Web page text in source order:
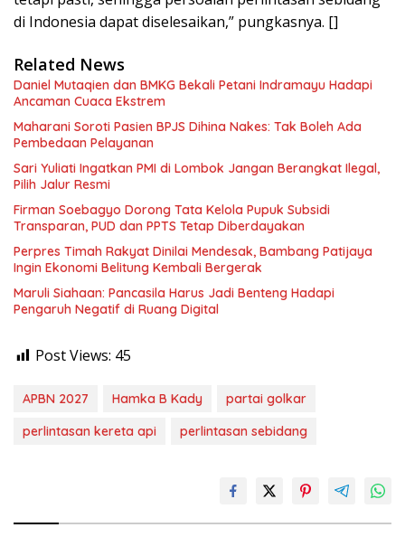
di Indonesia dapat diselesaikan,” pungkasnya. []
Related News
Daniel Mutaqien dan BMKG Bekali Petani Indramayu Hadapi
Ancaman Cuaca Ekstrem
Maharani Soroti Pasien BPJS Dihina Nakes: Tak Boleh Ada
Pembedaan Pelayanan
Sari Yuliati Ingatkan PMI di Lombok Jangan Berangkat Ilegal,
Pilih Jalur Resmi
Firman Soebagyo Dorong Tata Kelola Pupuk Subsidi
Transparan, PUD dan PPTS Tetap Diberdayakan
Perpres Timah Rakyat Dinilai Mendesak, Bambang Patijaya
Ingin Ekonomi Belitung Kembali Bergerak
Maruli Siahaan: Pancasila Harus Jadi Benteng Hadapi
Pengaruh Negatif di Ruang Digital
Post Views: 45
APBN 2027 Hamka B Kady
partai golkar
perlintasan kereta api
perlintasan sebidang